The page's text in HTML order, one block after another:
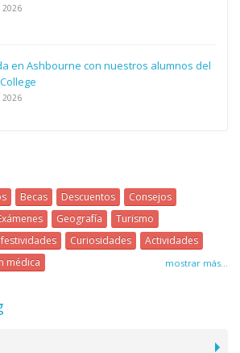
2026
en Ashbourne con nuestros alumnos del
2026
Becas Descuentos
Consejos
Geografía
Turismo
festividades Curiosidades
Actividades
médica mostrar más...